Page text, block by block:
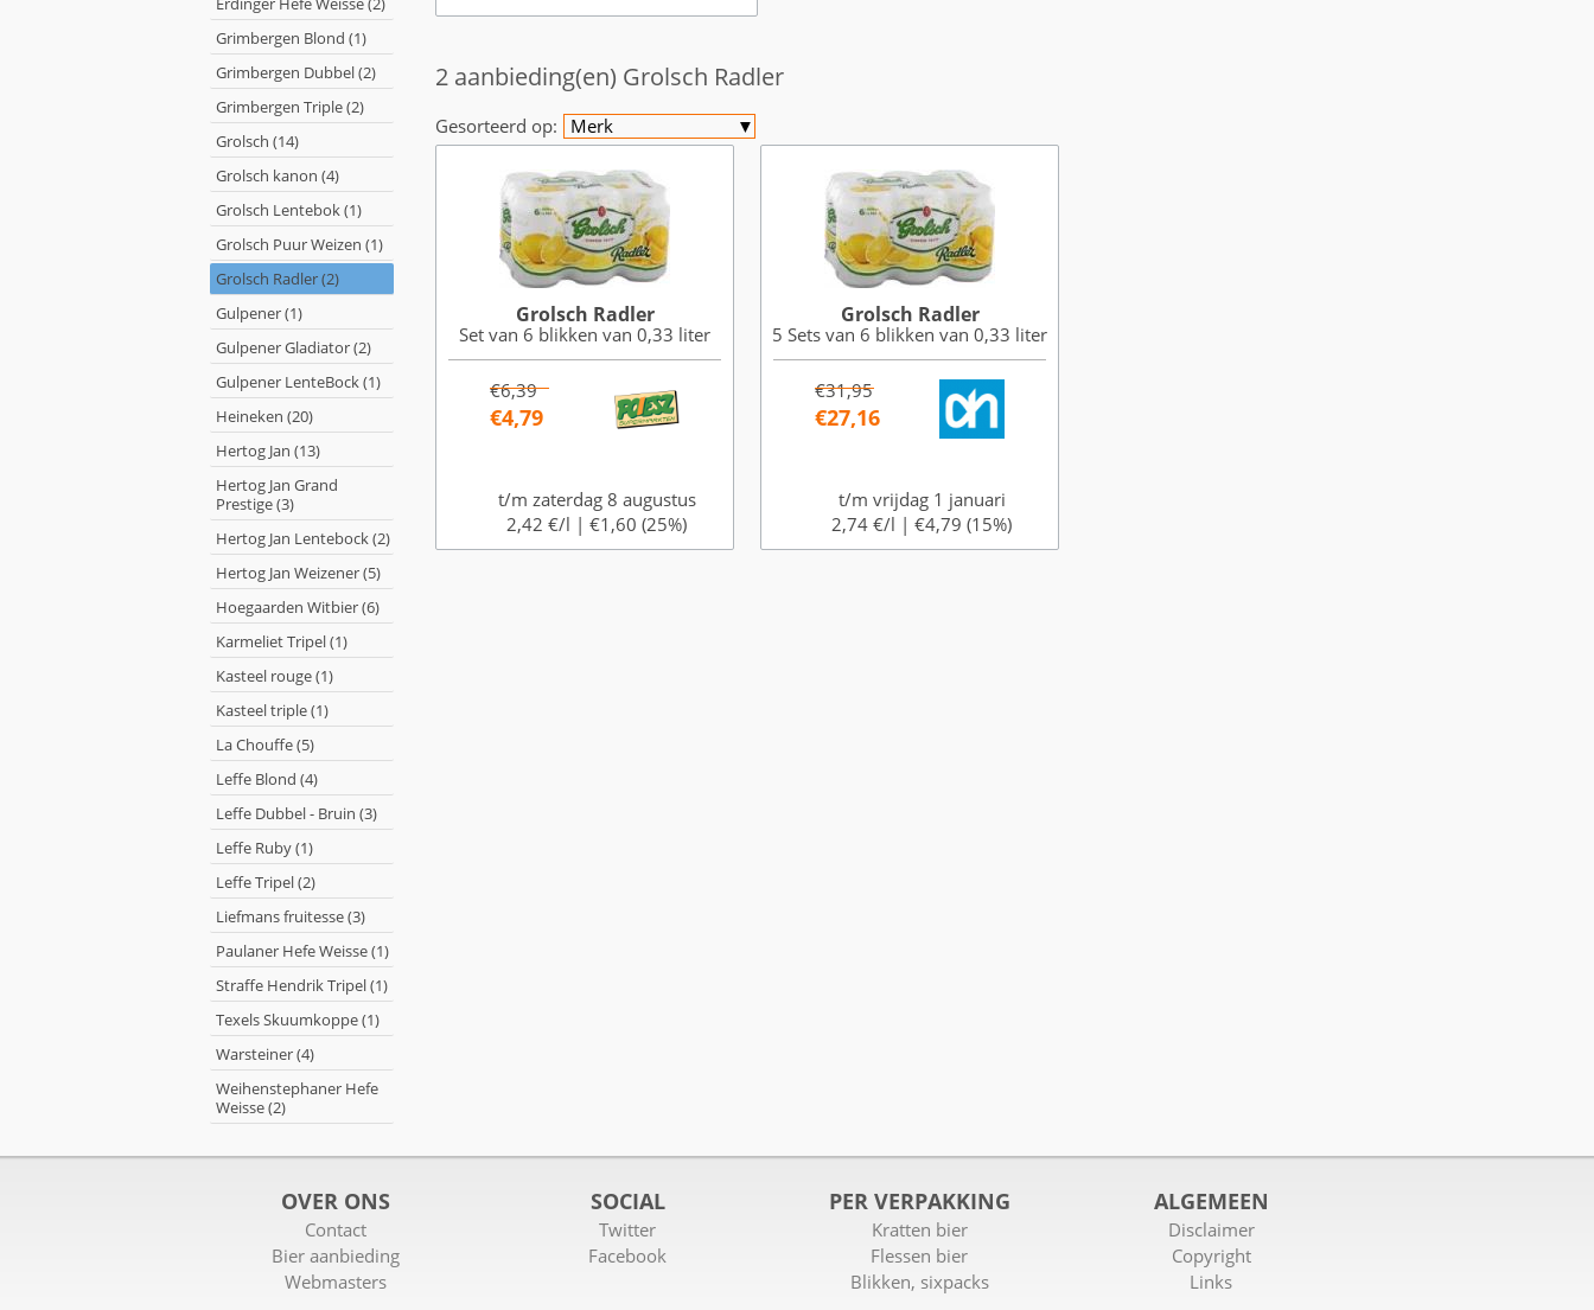
Grimbergen Blond (1)
Grimbergen Dubbel (2)
Grimbergen Triple (2)
Grolsch (14)
Grolsch kanon (4)
Grolsch Lentebok (1)
Grolsch Puur Weizen (1)
Grolsch Radler (2)
Gulpener (1)
Gulpener Gladiator (2)
Gulpener LenteBock (1)
Heineken (20)
Hertog Jan (13)
Hertog Jan Grand
Prestige (3)
Hertog Jan Lentebock (2)
Hertog Jan Weizener (5)
Hoegaarden Witbier (6)
Karmeliet Tripel (1)
Kasteel rouge (1)
Kasteel triple (1)
La Chouffe (5)
Leffe Blond (4)
Leffe Dubbel - Bruin (3)
Leffe Ruby (1)
Leffe Tripel (2)
Liefmans fruitesse (3)
Paulaner Hefe Weisse (1)
Straffe Hendrik Tripel (1)
Texels Skuumkoppe (1)
Warsteiner (4)
Weihenstephaner Hefe
Weisse (2)
2 aanbieding(en) Grolsch Radler
Gesorteerd op: Merk ▼
Grolsch Radler
Set van 6 blikken van 0,33 liter
€6,39
€4,79
t/m zaterdag 8 augustus
2,42 €/l | €1,60 (25%)
Grolsch Radler
5 Sets van 6 blikken van 0,33 liter
€31,95
€27,16
t/m vrijdag 1 januari
2,74 €/l | €4,79 (15%)
OVER ONS
Contact
Bier aanbieding
Webmasters
SOCIAL
Twitter
Facebook
PER VERPAKKING
Kratten bier
Flessen bier
Blikken, sixpacks
ALGEMEEN
Disclaimer
Copyright
Links